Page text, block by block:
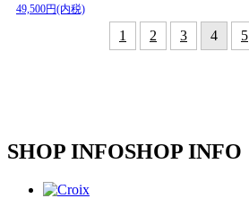
49,500円(内税)
1 2 3 4 5
SHOP INFOSHOP INFO